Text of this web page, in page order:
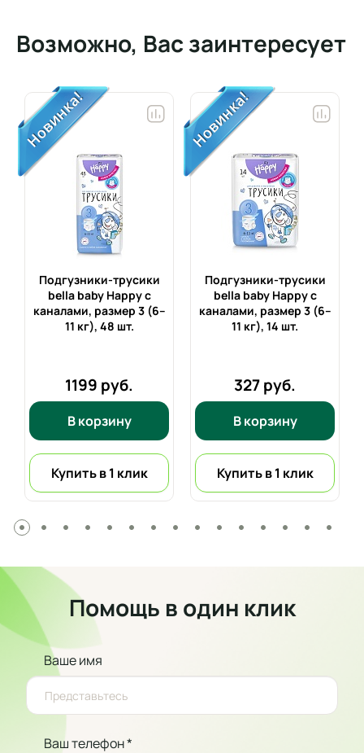
Возможно, Вас заинтересует
Подгузники-трусики
bella baby Happy с
каналами, размер 3 (6–
11 кг), 48 шт.
1199 руб.
В корзину
Купить в 1 клик
Подгузники-трусики
bella baby Happy с
каналами, размер 3 (6–
11 кг), 14 шт.
327 руб.
В корзину
Купить в 1 клик
Помощь в один клик
Ваше имя
Ваш телефон *